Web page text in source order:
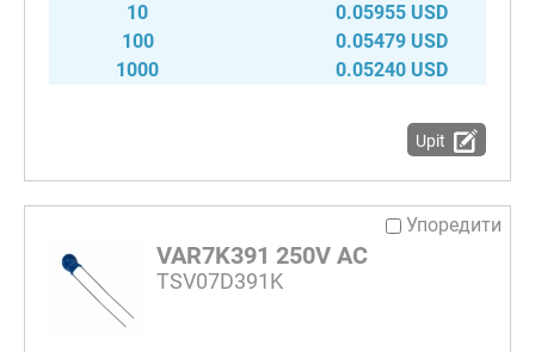
10
0.05955 USD
100
0.05479 USD
1000
0.05240 USD
Upit
Упоредити
VAR7K391 250V AC
TSV07D391K